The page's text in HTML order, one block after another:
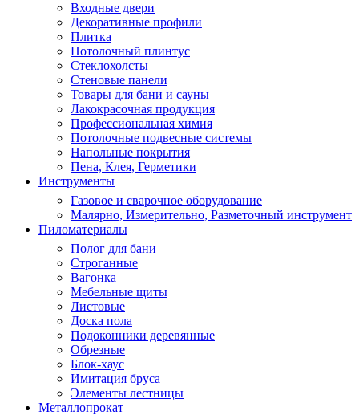
Входные двери
Декоративные профили
Плитка
Потолочный плинтус
Стеклохолсты
Стеновые панели
Товары для бани и сауны
Лакокрасочная продукция
Профессиональная химия
Потолочные подвесные системы
Напольные покрытия
Пена, Клея, Герметики
Инструменты
Газовое и сварочное оборудование
Малярно, Измерительно, Разметочный инструмент
Пиломатериалы
Полог для бани
Строганные
Вагонка
Мебельные щиты
Листовые
Доска пола
Подоконники деревянные
Обрезные
Блок-хаус
Имитация бруса
Элементы лестницы
Металлопрокат